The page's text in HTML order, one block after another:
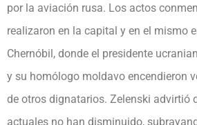
por la aviación rusa. Los actos
realizaron en la capital y en el mismo
Chernóbil, donde el presidente
y su homólogo moldavo encendieron
de otros dignatarios. Zelenski advirtió
actuales no han disminuido,